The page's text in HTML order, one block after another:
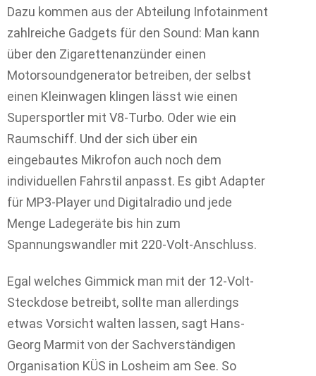
Dazu kommen aus der Abteilung Infotainment
zahlreiche Gadgets für den Sound: Man kann
über den Zigarettenanzünder einen
Motorsoundgenerator betreiben, der selbst
einen Kleinwagen klingen lässt wie einen
Supersportler mit V8-Turbo. Oder wie ein
Raumschiff. Und der sich über ein
eingebautes Mikrofon auch noch dem
individuellen Fahrstil anpasst. Es gibt Adapter
für MP3-Player und Digitalradio und jede
Menge Ladegeräte bis hin zum
Spannungswandler mit 220-Volt-Anschluss.
Egal welches Gimmick man mit der 12-Volt-
Steckdose betreibt, sollte man allerdings
etwas Vorsicht walten lassen, sagt Hans-
Georg Marmit von der Sachverständigen
Organisation KÜS in Losheim am See. So